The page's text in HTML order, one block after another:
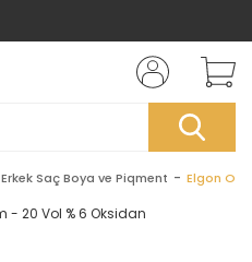
Erkek Saç Boya ve Piqment Elgon Oxi